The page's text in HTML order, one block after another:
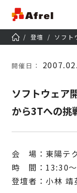
登壇 ソフト
開催日：
ソフトウェア
から3Tへの挑
会 場：東陽テ
時 間：13:30
登壇者：小林 靖